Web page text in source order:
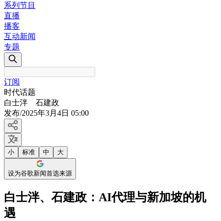
系列节目
直播
播客
互动新闻
专题
订阅
时代话题
白士泮 石建政
发布/2025年3月4日 05:00
小 标准 中 大
设为谷歌新闻首选来源
白士泮、石建政：AI代理与新加坡的机
遇